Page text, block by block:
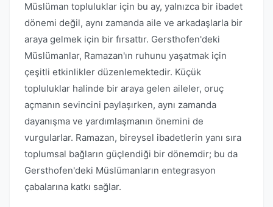
Müslüman topluluklar için bu ay, yalnızca bir ibadet
dönemi değil, aynı zamanda aile ve arkadaşlarla bir
araya gelmek için bir fırsattır. Gersthofen'deki
Müslümanlar, Ramazan'ın ruhunu yaşatmak için
çeşitli etkinlikler düzenlemektedir. Küçük
topluluklar halinde bir araya gelen aileler, oruç
açmanın sevincini paylaşırken, aynı zamanda
dayanışma ve yardımlaşmanın önemini de
vurgularlar. Ramazan, bireysel ibadetlerin yanı sıra
toplumsal bağların güçlendiği bir dönemdir; bu da
Gersthofen'deki Müslümanların entegrasyon
çabalarına katkı sağlar.